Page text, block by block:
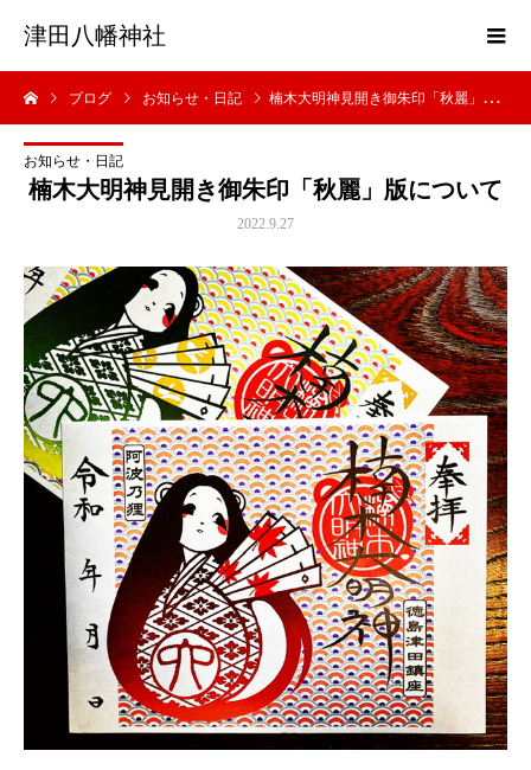
津田八幡神社
ブログ お知らせ・日記 楠木大明神見開き御朱印「秋麗」版について
お知らせ・日記
楠木大明神見開き御朱印「秋麗」版について
2022.9.27